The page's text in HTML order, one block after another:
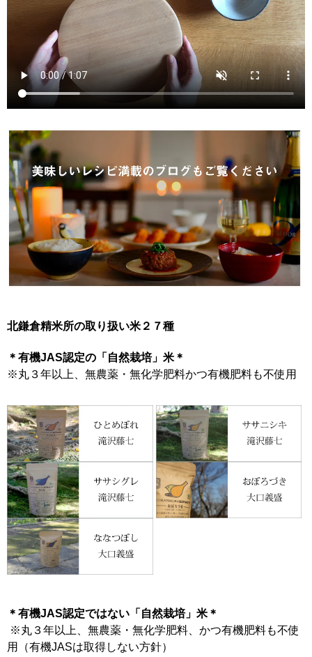
北鎌倉精米所の取り扱い米２７種
＊有機JAS認定の「自然栽培」米＊
※丸３年以上、無農薬・無化学肥料かつ有機肥料も不使用
＊有機JAS認定ではない「自然栽培」米＊
※丸３年以上、無農薬・無化学肥料、かつ有機肥料も不使
用（有機JASは取得しない方針）